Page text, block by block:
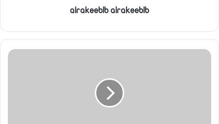
alrakeeblb alrakeeblb